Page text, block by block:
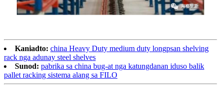
Kaniadto: china Heavy Duty medium duty longpsan shelving
rack nga adunay steel shelves
Sunod: pabrika sa china bug-at nga katungdanan iduso balik
pallet racking sistema alang sa FILO